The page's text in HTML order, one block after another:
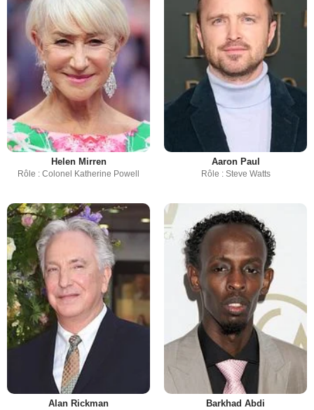
Helen Mirren
Rôle : Colonel Katherine Powell
Aaron Paul
Rôle : Steve Watts
Alan Rickman Barkhad Abdi